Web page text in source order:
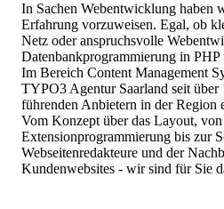
In Sachen Webentwicklung haben
Erfahrung vorzuweisen. Egal, ob
Netz oder anspruchsvolle
Datenbankprogrammierung in
Im Bereich Content Management
TYPO3 Agentur Saarland seit über
führenden Anbietern in der Region
Vom Konzept über das Layout,
Extensionprogrammierung bis zur
Webseitenredakteure und der
Kundenwebsites - wir sind für Sie